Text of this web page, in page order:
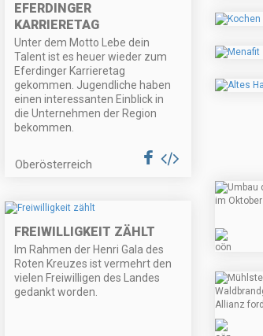
EFERDINGER
KARRIERETAG
Unter dem Motto Lebe dein
Talent ist es heuer wieder zum
Eferdinger Karrieretag
gekommen. Jugendliche haben
einen interessanten Einblick in
die Unternehmen der Region
bekommen.
Oberösterreich
FREIWILLIGKEIT ZÄHLT
Im Rahmen der Henri Gala des
Roten Kreuzes ist vermehrt den
vielen Freiwilligen des Landes
gedankt worden.